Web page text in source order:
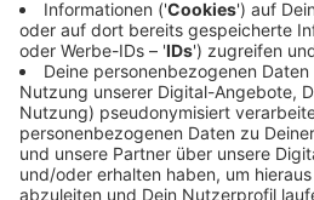
für sie, sagt sie im Interview
noch nie so bekannt überall
Die meiste Zeit um das Album
Beziehung. Dann Single und
an ihrem Album gearbeitet. Und
rauskam, mit dem sie so richtig
kurze Zeit später mit Jetzt-Ex